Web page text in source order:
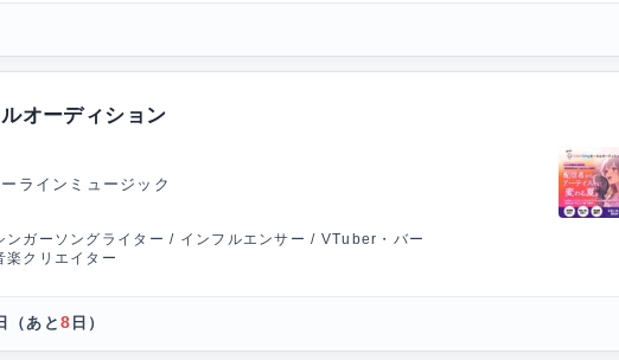
オーディション
ラインミュージック
ンガーソングライター / インフルエンサー / VTuber・バー
楽クリエイター
（あと 8 日）